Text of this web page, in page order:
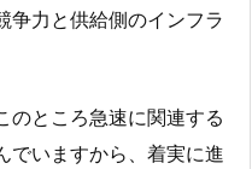
争力と供給側のインフラ
のところ急速に関連する
でいますから、着実に進